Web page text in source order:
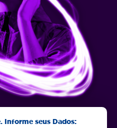
Informe seus Dados: